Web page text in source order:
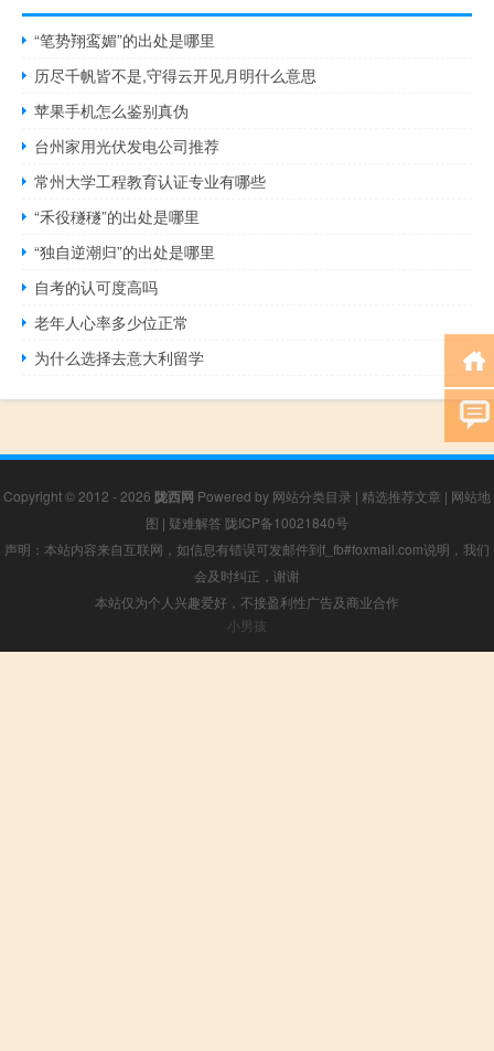
“笔势翔鸾媚”的出处是哪里
历尽千帆皆不是,守得云开见月明什么意思
苹果手机怎么鉴别真伪
台州家用光伏发电公司推荐
常州大学工程教育认证专业有哪些
“禾役穟穟”的出处是哪里
“独自逆潮归”的出处是哪里
自考的认可度高吗
老年人心率多少位正常
为什么选择去意大利留学
Copyright © 2012 - 2026 陇西网 Powered by 网站分类目录 | 精选推荐文章 | 网站地
图 | 疑难解答 陇ICP备10021840号
声明：本站内容来自互联网，如信息有错误可发邮件到f_fb#foxmail.com说明，我们
会及时纠正，谢谢
本站仅为个人兴趣爱好，不接盈利性广告及商业合作
小男孩